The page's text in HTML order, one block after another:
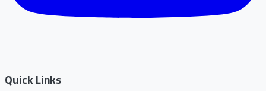
Quick Links